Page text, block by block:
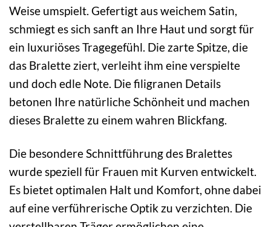
Weise umspielt. Gefertigt aus weichem Satin,
schmiegt es sich sanft an Ihre Haut und sorgt für
ein luxuriöses Tragegefühl. Die zarte Spitze, die
das Bralette ziert, verleiht ihm eine verspielte
und doch edle Note. Die filigranen Details
betonen Ihre natürliche Schönheit und machen
dieses Bralette zu einem wahren Blickfang.
Die besondere Schnittführung des Bralettes
wurde speziell für Frauen mit Kurven entwickelt.
Es bietet optimalen Halt und Komfort, ohne dabei
auf eine verführerische Optik zu verzichten. Die